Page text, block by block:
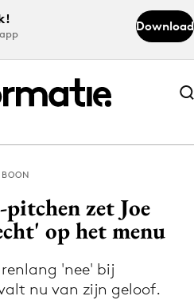
Download
Abonneer nu
Abonneer nu
de app
via de Adformatie
app
zet Joe
op het menu
'nee' bij
nu van zijn geloof.